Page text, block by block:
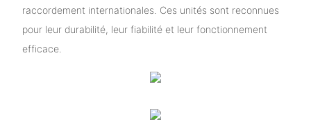
raccordement internationales. Ces unités sont reconnues
pour leur durabilité, leur fiabilité et leur fonctionnement
efficace.